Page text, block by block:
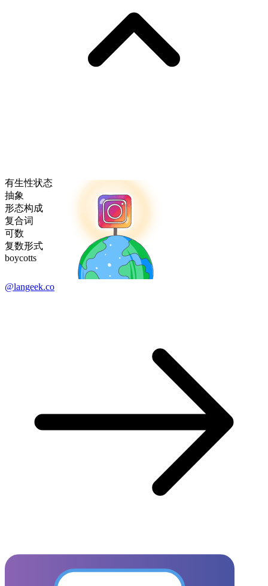
有生性状态
抽象
形态构成
复合词
可数
复数形式
boycotts
@langeek.co